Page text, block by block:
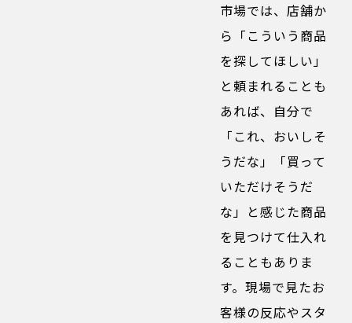
市場では、店舗か
ら「こういう商品
を探してほしい」
と頼まれることも
あれば、自分で
「これ、おいしそ
うだな」「買って
いただけそうだ
な」と感じた商品
を見つけて仕入れ
ることもありま
す。現場で見たお
客様の反応やスタ